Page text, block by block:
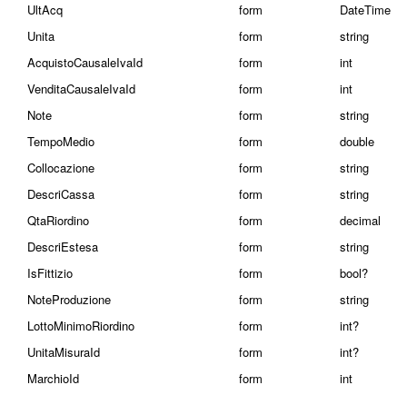
UltAcq
form
DateTime
Unita
form
string
AcquistoCausaleIvaId
form
int
VenditaCausaleIvaId
form
int
Note
form
string
TempoMedio
form
double
Collocazione
form
string
DescriCassa
form
string
QtaRiordino
form
decimal
DescriEstesa
form
string
IsFittizio
form
bool?
NoteProduzione
form
string
LottoMinimoRiordino
form
int?
UnitaMisuraId
form
int?
MarchioId
form
int